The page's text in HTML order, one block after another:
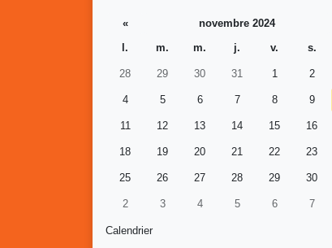
Calendrier
« novembre 2024
l.
m. m. j. v. s.
28 29 30 31 1 2
4 5 6 7 8 9
11 12 13 14 15 16
18 19 20 21 22 23
25 26 27 28 29 30
2 3 4 5 6 7